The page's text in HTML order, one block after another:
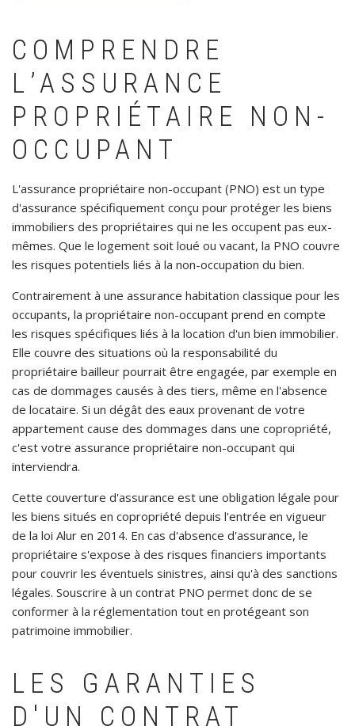
COMPRENDRE
L’ASSURANCE
PROPRIÉTAIRE NON-
OCCUPANT
L'assurance propriétaire non-occupant (PNO) est un type
d'assurance spécifiquement conçu pour protéger les biens
immobiliers des propriétaires qui ne les occupent pas eux-
mêmes. Que le logement soit loué ou vacant, la PNO couvre
les risques potentiels liés à la non-occupation du bien.
Contrairement à une assurance habitation classique pour les
occupants, la propriétaire non-occupant prend en compte
les risques spécifiques liés à la location d'un bien immobilier.
Elle couvre des situations où la responsabilité du
propriétaire bailleur pourrait être engagée, par exemple en
cas de dommages causés à des tiers, même en l'absence
de locataire. Si un dégât des eaux provenant de votre
appartement cause des dommages dans une copropriété,
c'est votre assurance propriétaire non-occupant qui
interviendra.
Cette couverture d'assurance est une obligation légale pour
les biens situés en copropriété depuis l'entrée en vigueur
de la loi Alur en 2014. En cas d'absence d'assurance, le
propriétaire s'expose à des risques financiers importants
pour couvrir les éventuels sinistres, ainsi qu'à des sanctions
légales. Souscrire à un contrat PNO permet donc de se
conformer à la réglementation tout en protégeant son
patrimoine immobilier.
LES GARANTIES
D'UN CONTRAT